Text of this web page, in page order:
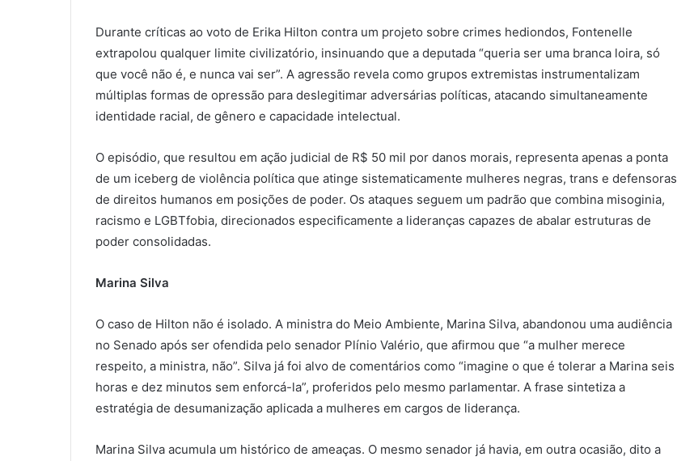
Durante críticas ao voto de Erika Hilton contra um projeto sobre crimes hediondos, Fontenelle
extrapolou qualquer limite civilizatório, insinuando que a deputada “queria ser uma branca loira, só
que você não é, e nunca vai ser”. A agressão revela como grupos extremistas instrumentalizam
múltiplas formas de opressão para deslegitimar adversárias políticas, atacando simultaneamente
identidade racial, de gênero e capacidade intelectual.
O episódio, que resultou em ação judicial de R$ 50 mil por danos morais, representa apenas a ponta
de um iceberg de violência política que atinge sistematicamente mulheres negras, trans e defensoras
de direitos humanos em posições de poder. Os ataques seguem um padrão que combina misoginia,
racismo e LGBTfobia, direcionados especificamente a lideranças capazes de abalar estruturas de
poder consolidadas.
Marina Silva
O caso de Hilton não é isolado. A ministra do Meio Ambiente, Marina Silva, abandonou uma audiência
no Senado após ser ofendida pelo senador Plínio Valério, que afirmou que “a mulher merece
respeito, a ministra, não”. Silva já foi alvo de comentários como “imagine o que é tolerar a Marina seis
horas e dez minutos sem enforcá-la”, proferidos pelo mesmo parlamentar. A frase sintetiza a
estratégia de desumanização aplicada a mulheres em cargos de liderança.
Marina Silva acumula um histórico de ameaças. O mesmo senador já havia, em outra ocasião, dito a